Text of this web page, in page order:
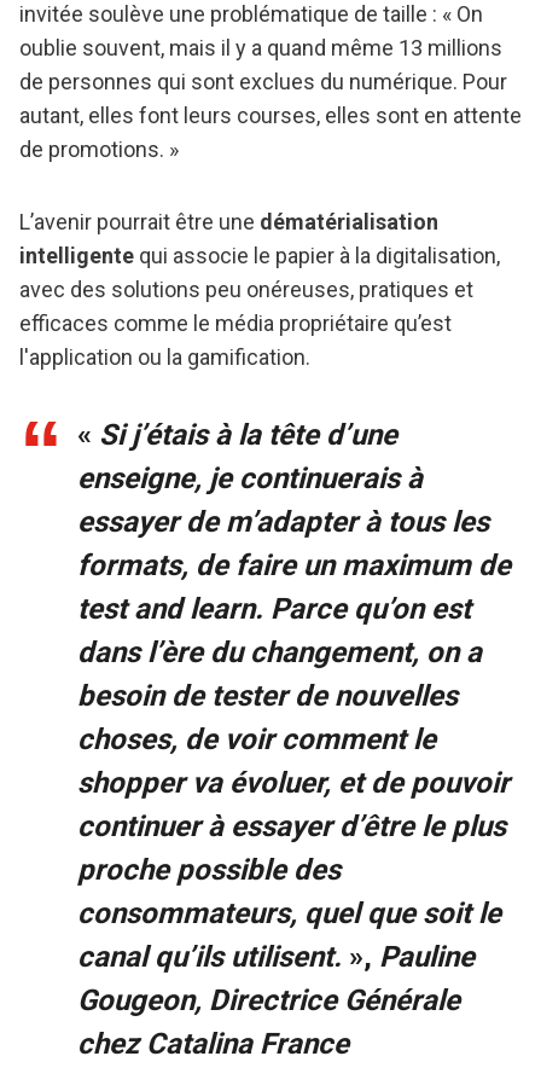
invitée soulève une problématique de taille : « On
oublie souvent, mais il y a quand même 13 millions
de personnes qui sont exclues du numérique. Pour
autant, elles font leurs courses, elles sont en attente
de promotions. »
L’avenir pourrait être une dématérialisation
intelligente qui associe le papier à la digitalisation,
avec des solutions peu onéreuses, pratiques et
efficaces comme le média propriétaire qu’est
l'application ou la gamification.
« Si j’étais à la tête d’une
enseigne, je continuerais à
essayer de m’adapter à tous les
formats, de faire un maximum de
test and learn. Parce qu’on est
dans l’ère du changement, on a
besoin de tester de nouvelles
choses, de voir comment le
shopper va évoluer, et de pouvoir
continuer à essayer d’être le plus
proche possible des
consommateurs, quel que soit le
canal qu’ils utilisent. », Pauline
Gougeon, Directrice Générale
chez Catalina France